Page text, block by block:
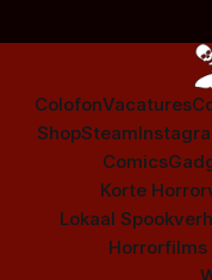
ColofonVacatures
ShopSteam
Comics
Korte
Lokaal
Horrorfilms